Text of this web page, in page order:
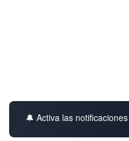
🔔 Activa las